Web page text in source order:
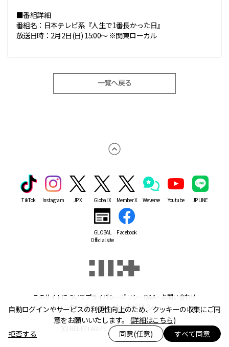
■番組詳細
番組名：日本テレビ系『人生で1番長かった日』
放送日時：2月2日(日) 15:00～ ※関東ローカル
一覧へ戻る
TikTok Instagram JP X Global X Member X Weverse Youtube JP LINE
GLOBAL
Official site
Facebook
このサイトについてプライバシーポリシーQ&A・お問い合わせ
クッキー(Cookie)ポリシー
(C) BELIFT LAB Inc. ALL RIGHTS RESERVED.
自動ログインやサービスの利便性向上のため、クッキーの収集にご同
意をお願いいたします。 (詳細はこちら)
拒否する
同意(任意) すべて同意